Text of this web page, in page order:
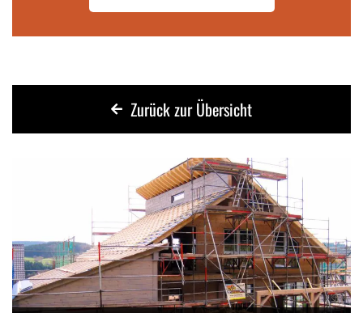
Zurück zur Übersicht